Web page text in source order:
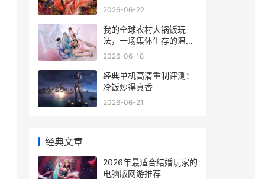
2026-06-22
我的全球农村大锅饭玩
法，一场集体生存的温情
实验
2026-06-18
经典单机高清重制评测：
冷饭炒得真香
2026-06-21
经典文章
2026年最适合结婚玩家的
电脑版网游推荐